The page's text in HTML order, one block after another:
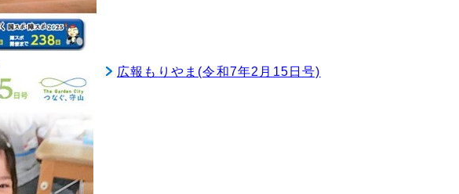
広報もりやま(令和7年2月15日号)